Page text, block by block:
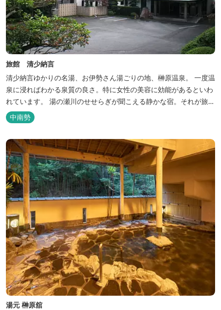
旅館 清少納言
清少納言ゆかりの名湯、お伊勢さん湯ごりの地、榊原温泉。 一度温
泉に浸ればわかる泉質の良さ。特に女性の美容に効能があるといわ
れています。 湯の瀬川のせせらぎが聞こえる静かな宿。それが旅
館 清少納言です。柔らかく滑らかな安らぎの湯や旬の味、心のこ
もったおもてなしを心掛けております。 日頃の喧騒から離れ、平安
中南勢
湯元 榊原舘